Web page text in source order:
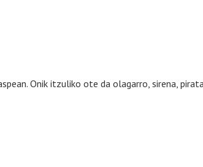
Onik itzuliko ote da olagarro, sirena,